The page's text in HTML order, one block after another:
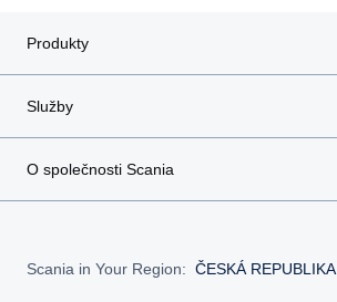
Produkty
Služby
O společnosti Scania
Scania in Your Region: ČESKÁ REPUBLIKA